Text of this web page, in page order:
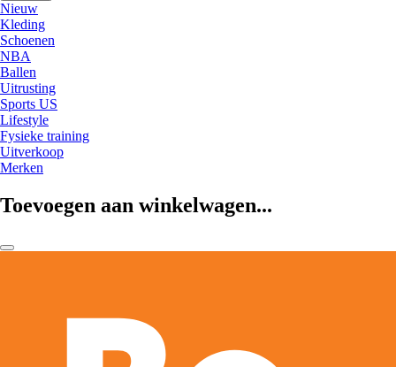
Nieuw
Kleding
Schoenen
NBA
Ballen
Uitrusting
Sports US
Lifestyle
Fysieke training
Uitverkoop
Merken
Toevoegen aan winkelwagen...